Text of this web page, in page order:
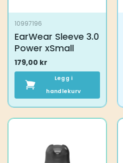
10997196
EarWear Sleeve 3.0
Power xSmall
179,00 kr
Legg i
handlekurv